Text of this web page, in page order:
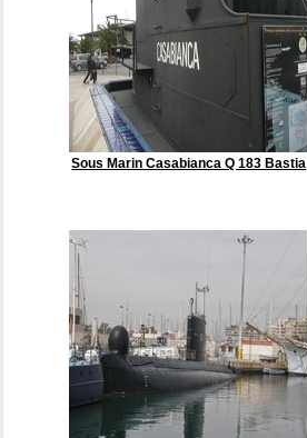
Sous Marin Casabianca Q 183 Bastia